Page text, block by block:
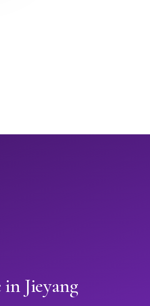
Jieyang